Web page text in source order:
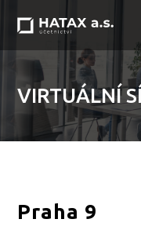
VIRTUÁLNÍ
Praha 9